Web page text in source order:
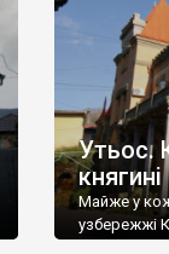
Утьос.
княгині
Майже у
узбережжі